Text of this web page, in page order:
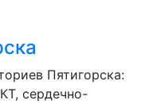
Пятигорска:
сердечно-